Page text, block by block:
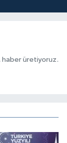
haber üretiyoruz.